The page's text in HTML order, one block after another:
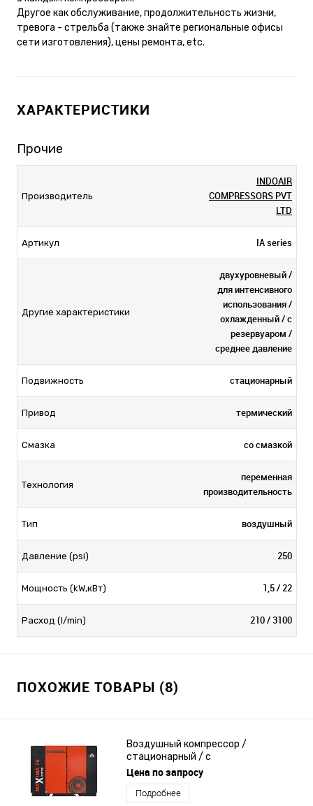
Другое как обслуживание, продолжительность жизни,
тревога - стрельба (также знайте региональные офисы
сети изготовления), цены ремонта, etc.
ХАРАКТЕРИСТИКИ
Прочие
Производитель
INDOAIR
COMPRESSORS PVT
LTD
Артикул IA series
Другие характеристики
двухуровневый /
для интенсивного
использования /
охлажденный / с
резервуаром /
среднее давление
Подвижность стационарный
Привод термический
Смазка со смазкой
Технология
переменная
производительность
Тип воздушный
Давление (psi) 250
Мощность (kW,кВт) 1,5 / 22
Расход (l/min) 210 / 3100
ПОХОЖИЕ ТОВАРЫ (8)
Воздушный компрессор /
стационарный / с
электродвигателем / с высокой
пропускной способностью
Цена по запросу
Подробнее